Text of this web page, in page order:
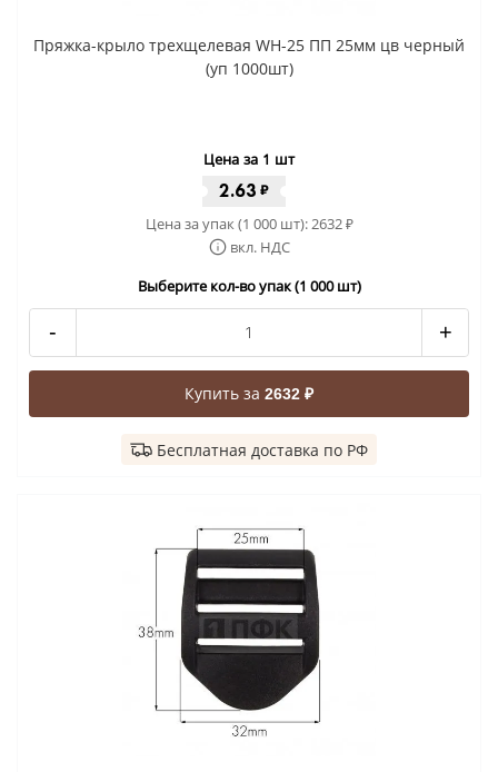
Пряжка-крыло трехщелевая WH-25 ПП 25мм цв черный
(уп 1000шт)
Цена за 1 шт
2.63 ₽
Цена за упак (1 000 шт): 2632₽
вкл. НДС
Выберите кол-во упак (1 000 шт)
- +
Купить за 2632 ₽
Бесплатная доставка по РФ